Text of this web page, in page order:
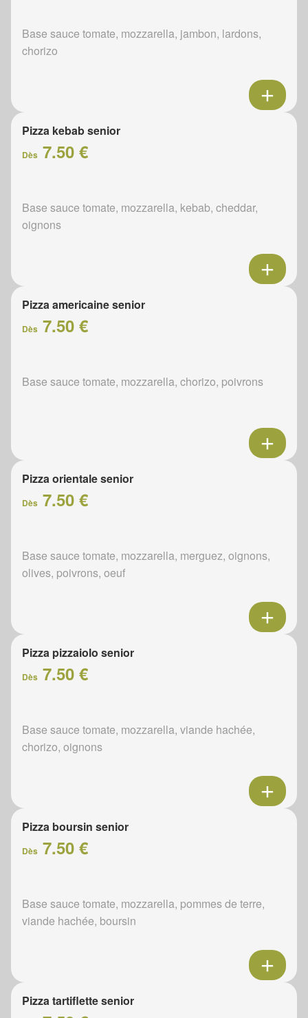
Base sauce tomate, mozzarella, jambon, lardons,
chorizo
Pizza kebab senior
Dès 7.50 €
Base sauce tomate, mozzarella, kebab, cheddar,
oignons
Pizza americaine senior
Dès 7.50 €
Base sauce tomate, mozzarella, chorizo, poivrons
Pizza orientale senior
Dès 7.50 €
Base sauce tomate, mozzarella, merguez, oignons,
olives, poivrons, oeuf
Pizza pizzaiolo senior
Dès 7.50 €
Base sauce tomate, mozzarella, viande hachée,
chorizo, oignons
Pizza boursin senior
Dès 7.50 €
Base sauce tomate, mozzarella, pommes de terre,
viande hachée, boursin
Pizza tartiflette senior